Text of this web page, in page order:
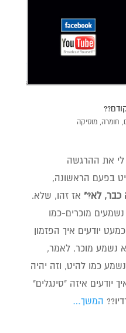
חומרה, מוסיקה
לי את ההרגשה
בפעם הראשונה,
לא?" אז זהו, שלא.
מוכרים-כמו
יודעים איך הפזמון
נשמע מוכר. לאמר,
כמו להיט, וזה יהיה
יודעים איזה "סינגלים"
המשך…